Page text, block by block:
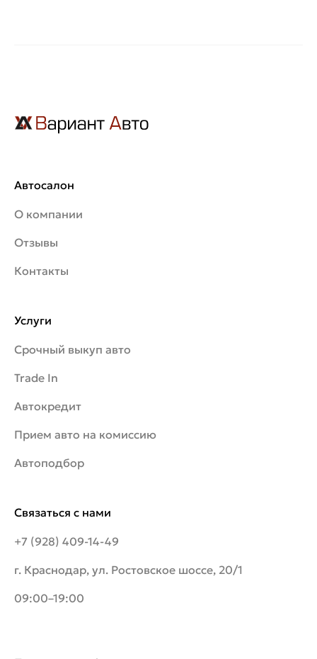
Автосалон
О компании
Отзывы
Контакты
Связаться с нами
+7 (928) 409-14-49
г. Краснодар, ул. Ростовское шоссе, 20/1
09:00–19:00
Услуги
Срочный выкуп авто
Trade In
Автокредит
Прием авто на комиссию
Автоподбор